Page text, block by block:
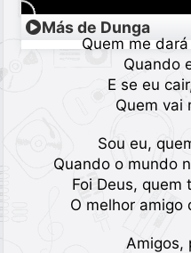
Quem me
Quando
E se eu
Quem vai
Sou eu,
Quando o mundo
Foi Deus, quem
O melhor amigo
Amigos,
Más de Dunga